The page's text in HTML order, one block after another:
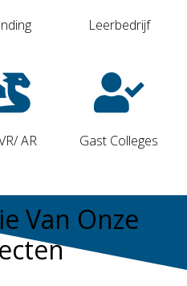
Leerbedrijf
AR Gast Colleges
Van Onze